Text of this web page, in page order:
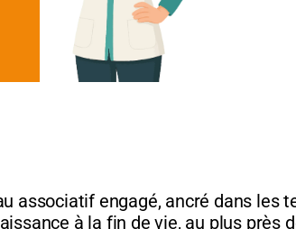
associatif engagé, ancré dans
à la fin de vie, au plus près